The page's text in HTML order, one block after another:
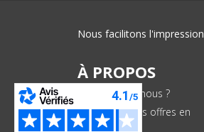
Nous facilitons
À PROPOS
Qui sommes-nous ?
Conditions des offres en
cours